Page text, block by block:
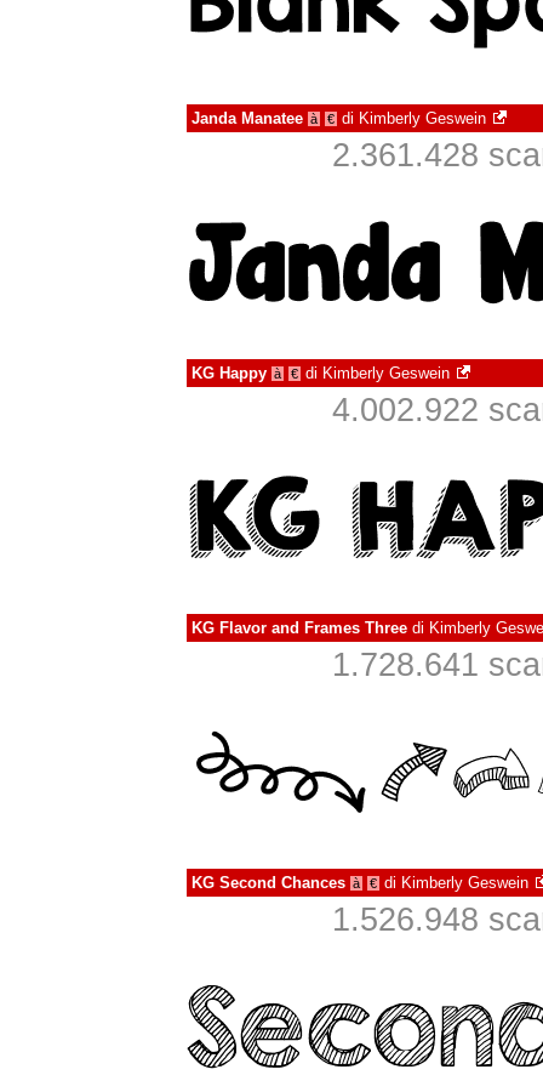
Janda Manatee à € di Kimberly Geswein
2.361.428
KG Happy à € di Kimberly Geswein
4.002.922
KG Flavor and Frames Three di Kimberly
1.728.641
KG Second Chances à € di Kimberly Geswein
1.526.948